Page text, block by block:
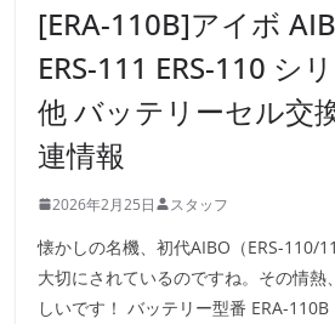
[ERA-110B]アイボ
ERS-111 ERS-110 シ
他 バッテリーセル交
連情報
2026年2月25日 スタッフ
懐かしの名機、初代AIBO（ERS-110/
大切にされているのですね。その情熱
しいです！ バッテリー型番 ERA-110B